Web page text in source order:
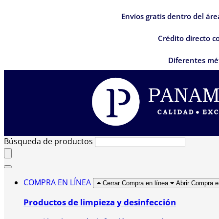
Envíos gratis dentro del
Crédito directo
Diferentes
Búsqueda de productos
COMPRA EN LÍNEA Cerrar Compra en línea Abrir Compra
Productos de limpieza y desinfección